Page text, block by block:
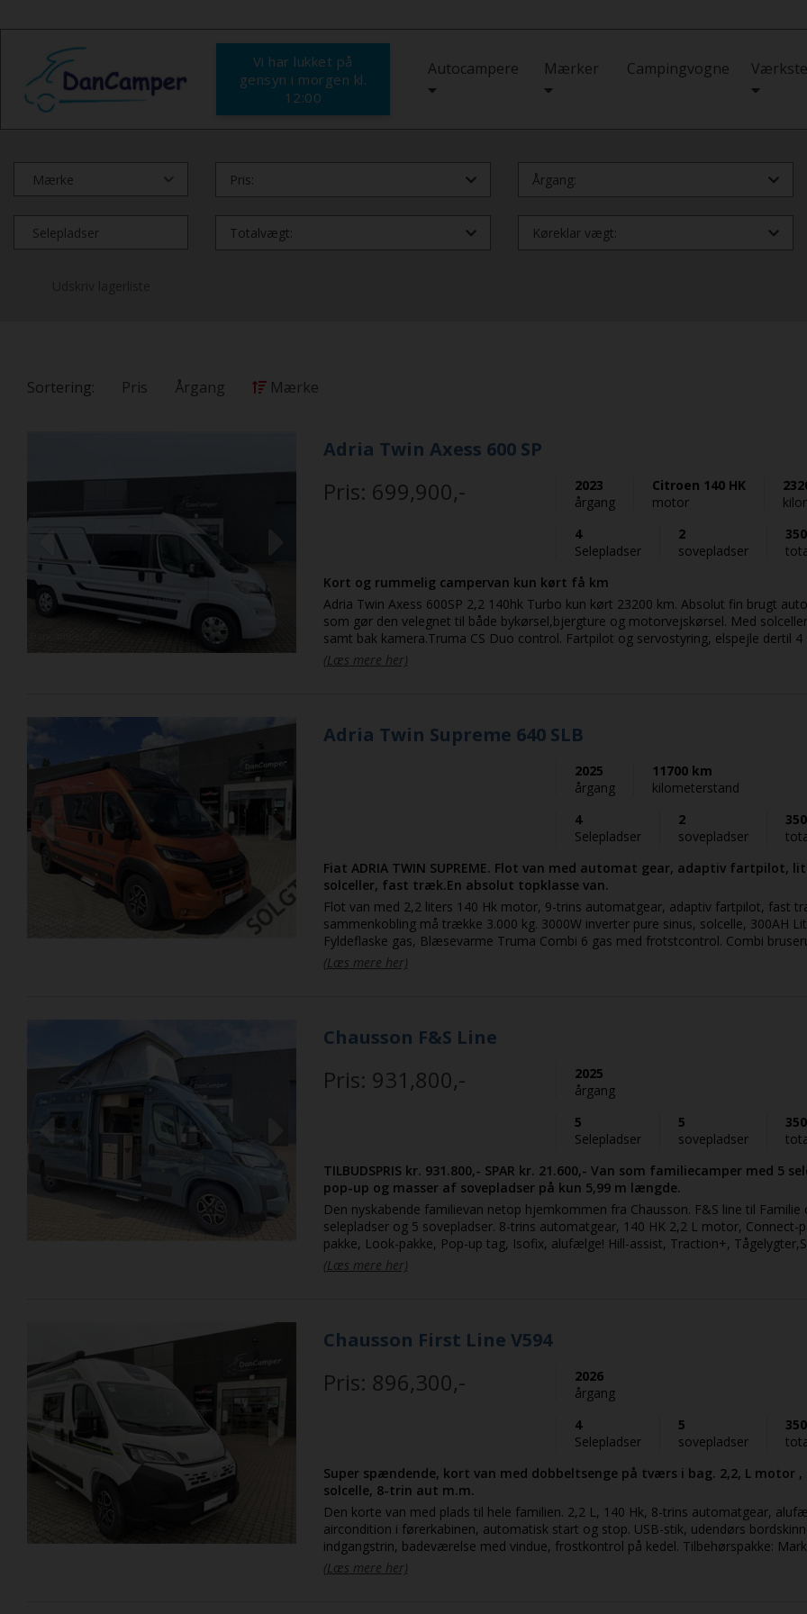
Vi har lukket på
gensyn i morgen kl.
12:00
Autocampere Mærker Campingvogne
Pris: Årgang:
Totalvægt: Køreklar vægt:
Sortering: Pris Årgang Mærke
Previous Next
Adria Twin Axess 600 SP
Pris: 699,900,-
2023
årgang
Citroen 140 HK
motor
4
Selepladser
2
sovepladser
Kort og rummelig campervan kun kørt få km
Adria Twin Axess 600SP 2,2 140hk Turbo kun kørt 23200 km. Absolut fin brugt autocamper van
som gør den velegnet til både bykørsel,bjergture og motorvejskørsel. Med
samt bak kamera.Truma CS Duo control. Fartpilot og servostyring, elspejle dertil 4
samt 2 sovepladser på tværs. Plisse i førehus samt forsæder m.dobbelarmlæn,
2 bodelsbattereier dertil også Tv. EL spejle, servostyring , partikelfilter , elektrisk
(Læs mere her)
Previous Next
Adria Twin Supreme 640 SLB
2025
årgang
11700 km
kilometerstand
4
Selepladser
2
sovepladser
Fiat ADRIA TWIN SUPREME. Flot van med automat gear, adaptiv fartpilot,
solceller, fast træk.En absolut topklasse van.
Flot van med 2,2 liters 140 Hk motor, 9-trins automatgear, adaptiv fartpilot, fast
sammenkobling må trække 3.000 kg. 3000W inverter pure sinus, solcelle, 300AH
Fyldeflaske gas, Blæsevarme Truma Combi 6 gas med frotstcontrol. Combi
samt stor tagluge i bodel med langsgående senge over garage. Soft close på
Carplay, Android Auto og bakkamera. En van der skiller sig ud med sin flotte farve,
(Læs mere her)
Previous Next
Chausson F&S Line
Pris: 931,800,-
2025
årgang
5
Selepladser
5
sovepladser
TILBUDSPRIS kr. 931.800,- SPAR kr. 21.600,- Van som familiecamper med 5
pop-up og masser af sovepladser på kun 5,99 m længde.
Den nyskabende familievan netop hjemkommen fra Chausson. F&S line til Familie
selepladser og 5 sovepladser. 8-trins automatgear, 140 HK 2,2 L motor, Connect-
pakke, Look-pakke, Pop-up tag, Isofix, alufælge! Hill-assist, Traction+,
Automatisk nødbremsesystem, Automatisk op- og nedblænding, Automastiske
Skiltegenkendelse samt Registrering af førerens træthed. Manuel aircondition i
mange! Der tages forbehold for tastefejl og prisstigninger. Se evt. video her:
https://youtube.com/shorts/R7kVVnCzKjo
(Læs mere her)
Previous Next
Chausson First Line V594
Pris: 896,300,-
2026
årgang
4
Selepladser
5
sovepladser
Super spændende, kort van med dobbeltsenge på tværs i bag. 2,2, L motor ,
solcelle, 8-trin aut m.m.
Den korte van med plads til hele familien. 2,2 L, 140 Hk, 8-trins automatgear,
aircondition i førerkabinen, automatisk start og stop. USB-stik, udendørs bordskinne, elektrisk
indgangstrin, badeværelse med vindue, frostkontrol på kedel. Tilbehørspakke:
plisségardiner i førehus, udvendig belysning v. skydedør, myggenet, opredning i
Connectpakke: Bakkamera, mulitmediesystem 9" med Apple Carplay & Android
(Læs mere her)